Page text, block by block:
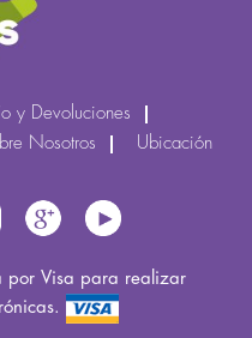
y Devoluciones
Nosotros Ubicación
por Visa para realizar